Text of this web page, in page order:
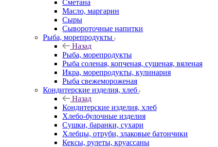
Сметана
Масло, маргарин
Сыры
Сывороточные напитки
Рыба, морепродукты
Назад
Рыба, морепродукты
Рыба соленая, копченая, сушеная, вяленая
Икра, морепродукты, кулинария
Рыба свежемороженая
Кондитерские изделия, хлеб
Назад
Кондитерские изделия, хлеб
Хлебо-булочные изделия
Сушки, баранки, сухари
Хлебцы, отруби, злаковые батончики
Кексы, рулеты, круассаны